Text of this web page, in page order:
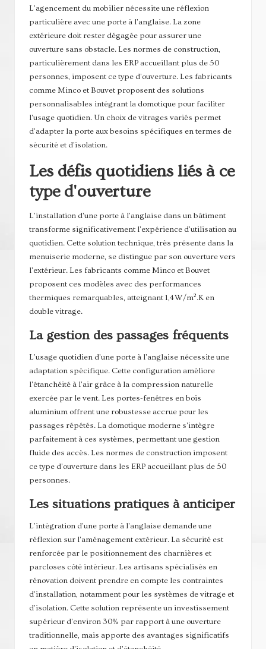
L'agencement du mobilier nécessite une réflexion
particulière avec une porte à l'anglaise. La zone
extérieure doit rester dégagée pour assurer une
ouverture sans obstacle. Les normes de construction,
particulièrement dans les ERP accueillant plus de 50
personnes, imposent ce type d'ouverture. Les fabricants
comme Minco et Bouvet proposent des solutions
personnalisables intégrant la domotique pour faciliter
l'usage quotidien. Un choix de vitrages variés permet
d'adapter la porte aux besoins spécifiques en termes de
sécurité et d'isolation.
Les défis quotidiens liés à ce
type d'ouverture
L'installation d'une porte à l'anglaise dans un bâtiment
transforme significativement l'expérience d'utilisation au
quotidien. Cette solution technique, très présente dans la
menuiserie moderne, se distingue par son ouverture vers
l'extérieur. Les fabricants comme Minco et Bouvet
proposent ces modèles avec des performances
thermiques remarquables, atteignant 1,4W/m².K en
double vitrage.
La gestion des passages fréquents
L'usage quotidien d'une porte à l'anglaise nécessite une
adaptation spécifique. Cette configuration améliore
l'étanchéité à l'air grâce à la compression naturelle
exercée par le vent. Les portes-fenêtres en bois
aluminium offrent une robustesse accrue pour les
passages répétés. La domotique moderne s'intègre
parfaitement à ces systèmes, permettant une gestion
fluide des accès. Les normes de construction imposent
ce type d'ouverture dans les ERP accueillant plus de 50
personnes.
Les situations pratiques à anticiper
L'intégration d'une porte à l'anglaise demande une
réflexion sur l'aménagement extérieur. La sécurité est
renforcée par le positionnement des charnières et
parcloses côté intérieur. Les artisans spécialisés en
rénovation doivent prendre en compte les contraintes
d'installation, notamment pour les systèmes de vitrage et
d'isolation. Cette solution représente un investissement
supérieur d'environ 30% par rapport à une ouverture
traditionnelle, mais apporte des avantages significatifs